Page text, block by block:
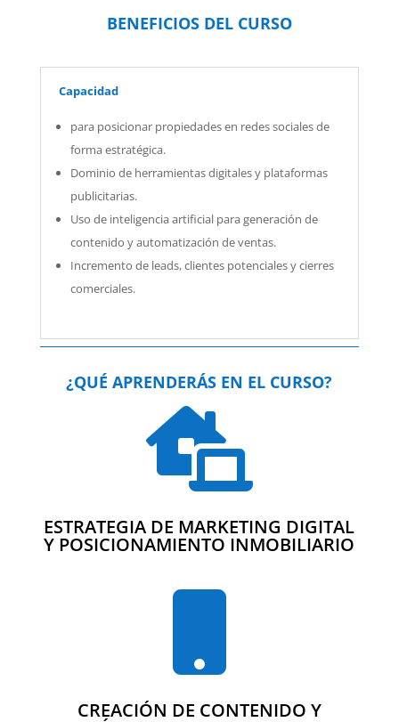
BENEFICIOS DEL CURSO
Capacidad
para posicionar propiedades en redes sociales de
forma estratégica.
Dominio de herramientas digitales y plataformas
publicitarias.
Uso de inteligencia artificial para generación de
contenido y automatización de ventas.
Incremento de leads, clientes potenciales y cierres
comerciales.
¿QUÉ APRENDERÁS EN EL CURSO?

ESTRATEGIA DE MARKETING DIGITAL
Y POSICIONAMIENTO INMOBILIARIO
CREACIÓN DE CONTENIDO Y